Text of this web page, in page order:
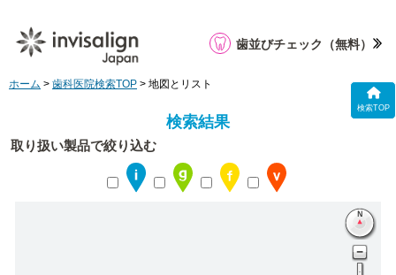
検索TOP
歯並びチェック （無料）
ホーム > 歯科医院検索TOP > 地図とリスト
検索結果
取り扱い製品で絞り込む